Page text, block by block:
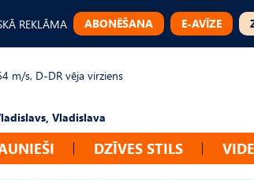
REKLĀMA ABONĒŠANA E-AVĪZE
m/s, D-DR vēja virziens
Vladislava
DZĪVES STILS